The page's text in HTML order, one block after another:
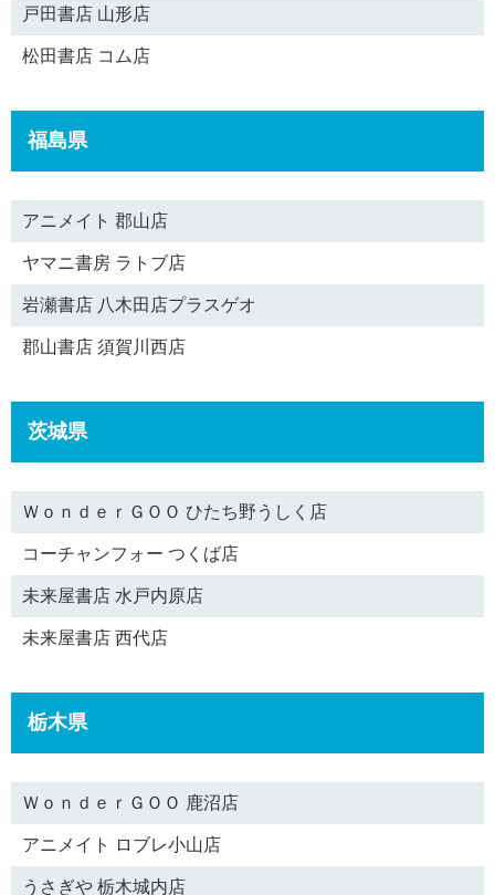
戸田書店 山形店
松田書店 コム店
福島県
アニメイト 郡山店
ヤマニ書房 ラトブ店
岩瀬書店 八木田店プラスゲオ
郡山書店 須賀川西店
茨城県
ＷｏｎｄｅｒＧＯＯ ひたち野うしく店
コーチャンフォー つくば店
未来屋書店 水戸内原店
未来屋書店 西代店
栃木県
ＷｏｎｄｅｒＧＯＯ 鹿沼店
アニメイト ロブレ小山店
うさぎや 栃木城内店